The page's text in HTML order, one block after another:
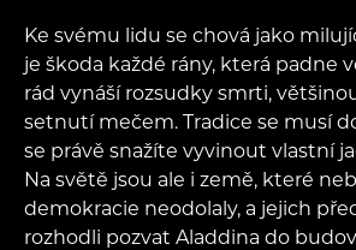
Ke svému lidu se chová jako
je škoda každé rány, která padne
rád vynáší rozsudky smrti,
setnutí mečem. Tradice se musí
se právě snažíte vyvinout vlastní
Na světě jsou ale i země, které
demokracie neodolaly, a jejich
rozhodli pozvat Aladdina do